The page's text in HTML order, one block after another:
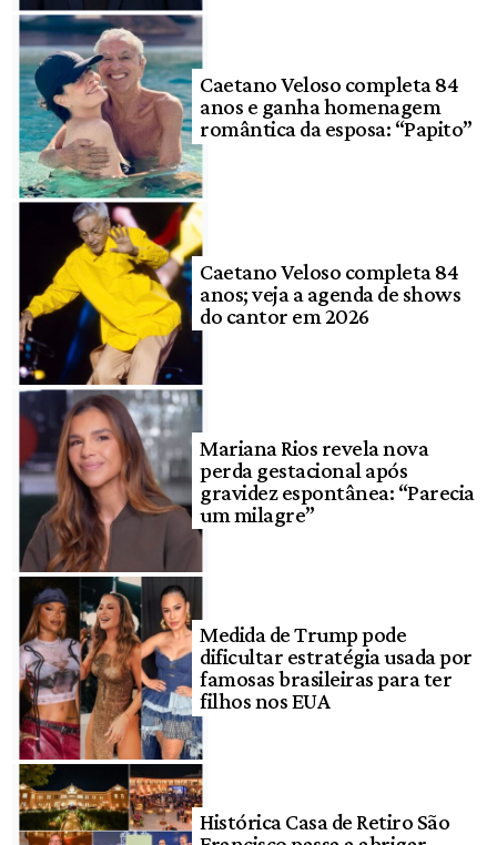
Caetano Veloso completa 84
anos e ganha homenagem
romântica da esposa: “Papito”
Caetano Veloso completa 84
anos; veja a agenda de shows
do cantor em 2026
Mariana Rios revela nova
perda gestacional após
gravidez espontânea: “Parecia
um milagre”
Medida de Trump pode
dificultar estratégia usada por
famosas brasileiras para ter
filhos nos EUA
Histórica Casa de Retiro São